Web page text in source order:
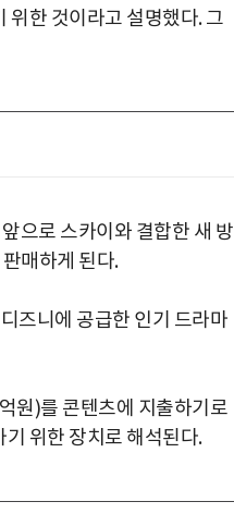
위한 것이라고 설명했다. 그
으로 스카이와 결합한 새 방
매하게 된다.
즈니에 공급한 인기 드라마
원)를 콘텐츠에 지출하기로
위한 장치로 해석된다.
자도 반할 반전 매력”